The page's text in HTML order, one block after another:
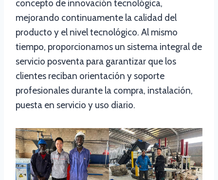
concepto de innovación tecnológica,
mejorando continuamente la calidad del
producto y el nivel tecnológico. Al mismo
tiempo, proporcionamos un sistema integral de
servicio posventa para garantizar que los
clientes reciban orientación y soporte
profesionales durante la compra, instalación,
puesta en servicio y uso diario.